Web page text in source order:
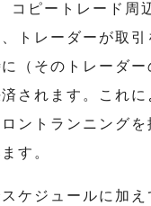
コピートレード周
トレーダーが取引
（そのトレーダー
されます。これに
ントランニング
す。
ケジュールに加